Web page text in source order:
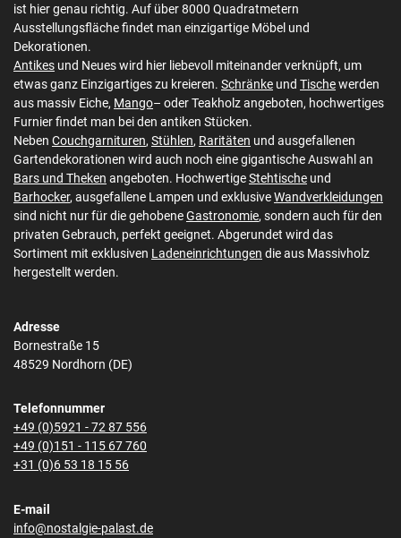
ist hier genau richtig. Auf über 8000 Quadratmetern
Ausstellungsfläche findet man einzigartige Möbel und
Dekorationen.
Antikes und Neues wird hier liebevoll miteinander verknüpft, um
etwas ganz Einzigartiges zu kreieren. Schränke und Tischewerden
aus massiv Eiche, Mango– oder Teakholz angeboten, hochwertiges
Furnier findet man bei den antiken Stücken.
Neben Couchgarnituren, Stühlen, Raritäten und ausgefallenen
Gartendekorationen wird auch noch eine gigantische Auswahl an
Bars und Theken angeboten. HochwertigeStehtische und
Barhocker, ausgefallene Lampen und exklusiveWandverkleidungen
sind nicht nur für die gehobeneGastronomie, sondern auch für den
privaten Gebrauch, perfekt geeignet. Abgerundet wird das
Sortiment mit exklusiven Ladeneinrichtungen die aus Massivholz
hergestellt werden.
Adresse
Bornestraße 15
48529 Nordhorn (DE)
Telefonnummer
+49 (0)5921 - 72 87 556
+49 (0)151 - 115 67 760
+31 (0)6 53 18 15 56
E-mail
info@nostalgie-palast.de